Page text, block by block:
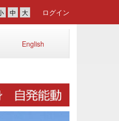
ログイン
English